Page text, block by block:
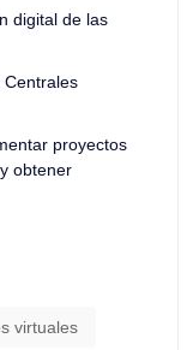
digital de las
Centrales
proyectos
obtener
virtuales